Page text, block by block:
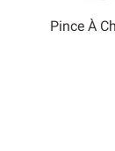
Pince À